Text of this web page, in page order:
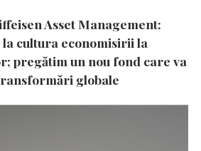
Asset Management:
cultura economisirii la
pregătim un nou fond care va
globale